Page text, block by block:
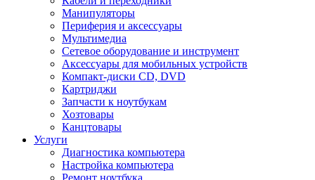
Манипуляторы
Периферия и аксессуары
Мультимедиа
Сетевое оборудование и инструмент
Аксессуары для мобильных устройств
Компакт-диски CD, DVD
Картриджи
Запчасти к ноутбукам
Хозтовары
Канцтовары
Услуги
Диагностика компьютера
Настройка компьютера
Ремонт ноутбука